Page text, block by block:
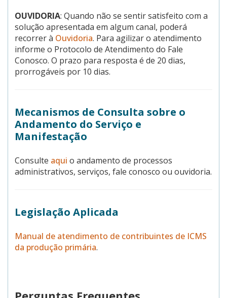
OUVIDORIA: Quando não se sentir satisfeito com a
solução apresentada em algum canal, poderá
recorrer à Ouvidoria. Para agilizar o atendimento
informe o Protocolo de Atendimento do Fale
Conosco. O prazo para resposta é de 20 dias,
prorrogáveis por 10 dias.
Mecanismos de Consulta sobre o
Andamento do Serviço e
Manifestação
Consulte aqui o andamento de processos
administrativos, serviços, fale conosco ou ouvidoria.
Legislação Aplicada
Manual de atendimento de contribuintes de ICMS
da produção primária.